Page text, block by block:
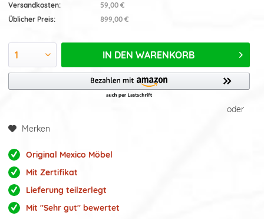
Versandkosten:
59,00 €
Üblicher Preis:
899,00 €
IN DEN WARENKORB
oder
Merken
Original Mexico Möbel
Mit Zertifikat
Lieferung teilzerlegt
Mit "Sehr gut" bewertet